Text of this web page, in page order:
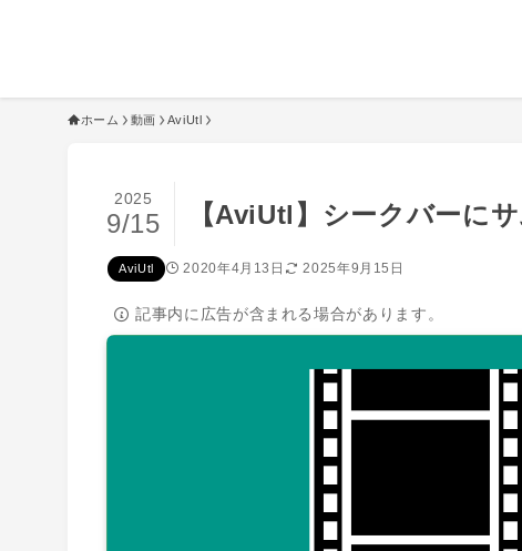
ホーム 動画 AviUtl
【AviUtl】シークバーに
2025
9/15
AviUtl 2020年4月13日 2025年9月15日
記事内に広告が含まれる場合があります。